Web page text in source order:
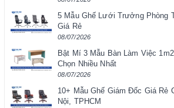
5 Mẫu Ghế Lưới Trưởng Phòng
Giá Rẻ
08/07/2026
Bật Mí 3 Mẫu Bàn Làm Việc
Chọn Nhiều Nhất
08/07/2026
10+ Mẫu Ghế Giám Đốc Giá Rẻ
Nội, TPHCM